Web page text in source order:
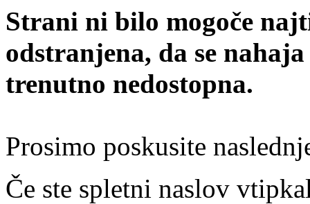
Strani ni bilo mogoče
odstranjena, da se
trenutno nedostopna.
Prosimo poskusite
Če ste spletni naslov